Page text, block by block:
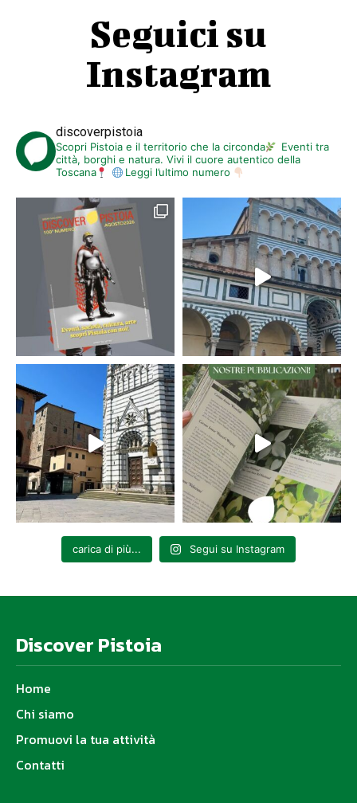
Seguici su
Instagram
discoverpistoia
Scopri Pistoia e il territorio che la circonda
Eventi tra
città, borghi e natura. Vivi il cuore autentico della
Toscana
Leggi l’ultimo numero
carica di più... Segui su Instagram
Discover Pistoia
Home
Chi siamo
Promuovi la tua attività
Contatti